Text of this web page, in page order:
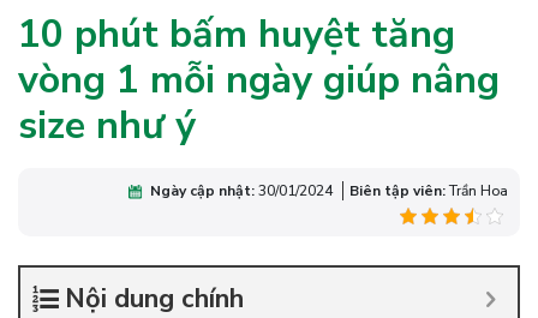
10 phút bấm huyệt tăng
vòng 1 mỗi ngày giúp nâng
size như ý
Ngày cập nhật:30/01/2024 Biên tập viên:Trần Hoa
Nội dung chính